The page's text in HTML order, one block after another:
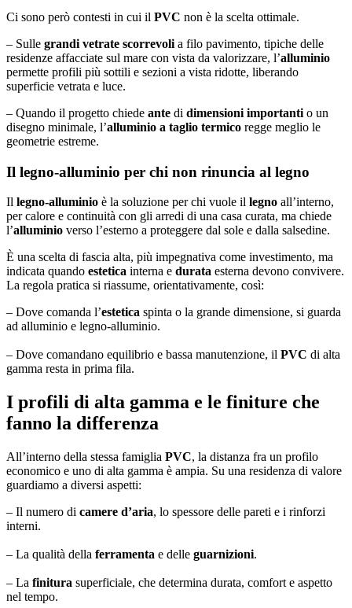
Ci sono però contesti in cui il PVC non è la scelta ottimale.
– Sulle grandi vetrate scorrevoli a filo pavimento, tipiche delle
residenze affacciate sul mare con vista da valorizzare, l’alluminio
permette profili più sottili e sezioni a vista ridotte, liberando
superficie vetrata e luce.
– Quando il progetto chiede ante di dimensioni importanti o un
disegno minimale, l’alluminio a taglio termico regge meglio le
geometrie estreme.
Il legno-alluminio per chi non rinuncia al legno
Il legno-alluminio è la soluzione per chi vuole il legno all’interno,
per calore e continuità con gli arredi di una casa curata, ma chiede
l’alluminio verso l’esterno a proteggere dal sole e dalla salsedine.
È una scelta di fascia alta, più impegnativa come investimento, ma
indicata quando estetica interna e durata esterna devono convivere.
La regola pratica si riassume, orientativamente, così:
– Dove comanda l’estetica spinta o la grande dimensione, si guarda
ad alluminio e legno-alluminio.
– Dove comandano equilibrio e bassa manutenzione, il PVC di alta
gamma resta in prima fila.
I profili di alta gamma e le finiture che
fanno la differenza
All’interno della stessa famiglia PVC, la distanza fra un profilo
economico e uno di alta gamma è ampia. Su una residenza di valore
guardiamo a diversi aspetti:
– Il numero di camere d’aria, lo spessore delle pareti e i rinforzi
interni.
– La qualità della ferramenta e delle guarnizioni.
– La finitura superficiale, che determina durata, comfort e aspetto
nel tempo.